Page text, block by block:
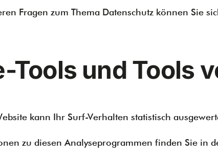
Fragen zum Thema Datenschutz können Sie
Tools und Tools
kann Ihr Surf-Verhalten statistisch
zu diesen Analyseprogrammen finden Sie in